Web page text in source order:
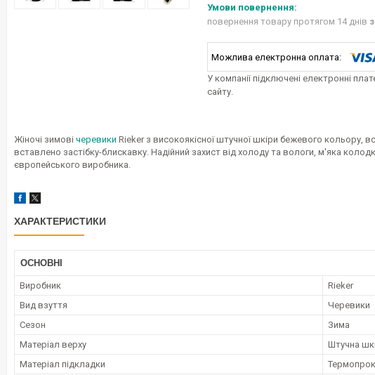
повернення товару протягом 14 днів
У компанії підключені електронні
сайту.
Жіночі зимові черевики Rieker з високоякісної штучної шкіри бежевого кольору,
вставлено застібку-блискавку. Надійний захист від холоду та вологи, м'яка
європейського виробника.
ХАРАКТЕРИСТИКИ
ОСНОВНІ
Виробник
Rieker
Вид взуття
Черевики
Сезон
Зима
Матеріал верху
Штучна
Матеріал підкладки